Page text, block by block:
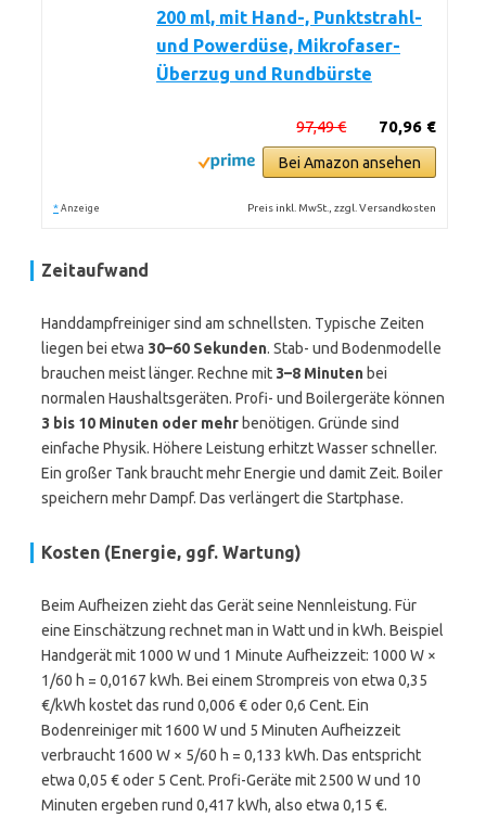
200 ml, mit Hand-, Punktstrahl-
und Powerdüse, Mikrofaser-
Überzug und Rundbürste
70,96 €
97,49 €
Bei Amazon ansehen
* Anzeige Preis inkl. MwSt., zzgl. Versandkosten
Zeitaufwand
Handdampfreiniger sind am schnellsten. Typische Zeiten
liegen bei etwa 30–60 Sekunden. Stab- und Bodenmodelle
brauchen meist länger. Rechne mit 3–8 Minuten bei
normalen Haushaltsgeräten. Profi- und Boilergeräte können
3 bis 10 Minuten oder mehr benötigen. Gründe sind
einfache Physik. Höhere Leistung erhitzt Wasser schneller.
Ein großer Tank braucht mehr Energie und damit Zeit. Boiler
speichern mehr Dampf. Das verlängert die Startphase.
Kosten (Energie, ggf. Wartung)
Beim Aufheizen zieht das Gerät seine Nennleistung. Für
eine Einschätzung rechnet man in Watt und in kWh. Beispiel
Handgerät mit 1000 W und 1 Minute Aufheizzeit: 1000 W ×
1/60 h = 0,0167 kWh. Bei einem Strompreis von etwa 0,35
€/kWh kostet das rund 0,006 € oder 0,6 Cent. Ein
Bodenreiniger mit 1600 W und 5 Minuten Aufheizzeit
verbraucht 1600 W × 5/60 h = 0,133 kWh. Das entspricht
etwa 0,05 € oder 5 Cent. Profi-Geräte mit 2500 W und 10
Minuten ergeben rund 0,417 kWh, also etwa 0,15 €.